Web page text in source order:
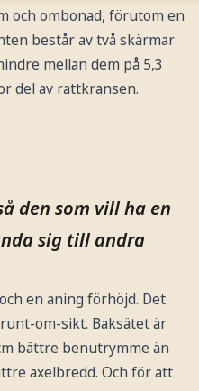
och ombonad, förutom en
består av två skärmar
mellan dem på 5,3
del av rattkransen.
den som vill ha en
sig till andra
och en aning förhöjd. Det
om-sikt. Baksätet är
bättre benutrymme än
axelbredd. Och för att